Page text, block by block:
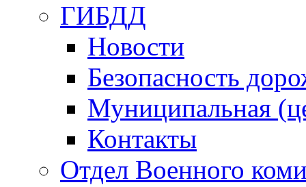
ГИБДД
Новости
Безопасность
Муниципальная
Контакты
Отдел Военного